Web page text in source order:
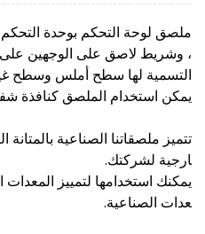
ملصق لوحة التحكم بوحدة
، وشريط لاصق على الوجهين
التسمية لها سطح أملس وسطح
يمكن استخدام الملصق كنافذة
تتميز ملصقاتنا الصناعية
ارجية لشركتك.
يمكنك استخدامها لتمييز المعدات
عدات الصناعية.